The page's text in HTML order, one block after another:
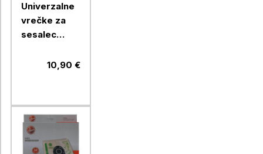
Univerzalne
vrečke za
sesalec
GB2MBUP
10,90 €